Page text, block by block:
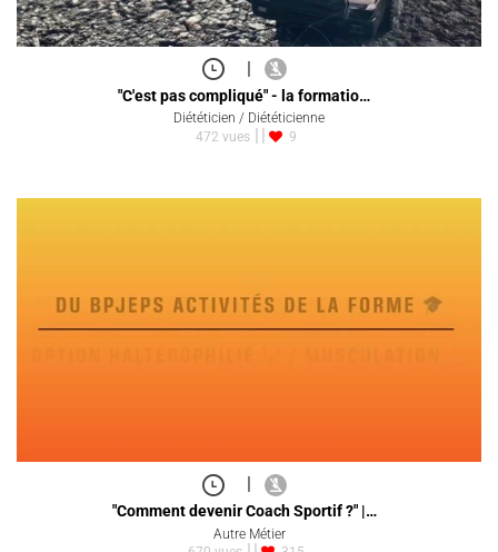
|
"C'est pas compliqué" - la formatio…
Diététicien / Diététicienne
472 vues
9
|
"Comment devenir Coach Sportif ?" |…
Autre Métier